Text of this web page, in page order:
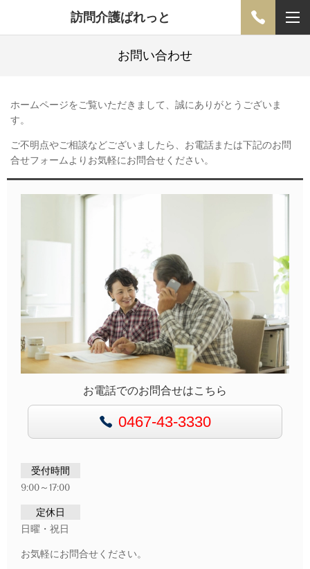
訪問介護ぱれっと
お問い合わせ
ホームページをご覧いただきまして、誠にありがとうございま
す。
ご不明点やご相談などございましたら、お電話または下記のお問
合せフォームよりお気軽にお問合せください。
お電話でのお問合せはこちら
0467-43-3330
受付時間
9:00～17:00
定休日
日曜・祝日
お気軽にお問合せください。